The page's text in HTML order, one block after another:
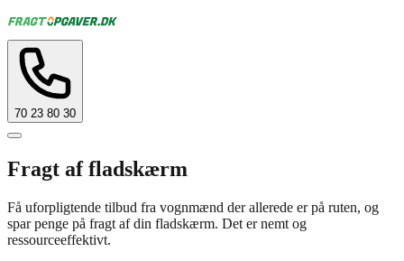
70 23 80 30
Fragt af fladskærm
Få uforpligtende tilbud fra vognmænd der allerede er på ruten, og
spar penge på fragt af din fladskærm. Det er nemt og
ressourceeffektivt.